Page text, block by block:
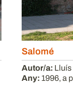
Salomé
Autor/a:
Any: 1996, a